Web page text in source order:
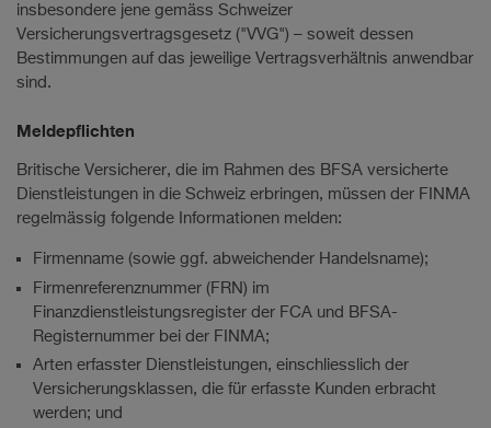
insbesondere jene gemäss Schweizer
Versicherungsvertragsgesetz ("VVG") – soweit dessen
Bestimmungen auf das jeweilige Vertragsverhältnis anwendbar
sind.
Meldepflichten
Britische Versicherer, die im Rahmen des BFSA versicherte
Dienstleistungen in die Schweiz erbringen, müssen der FINMA
regelmässig folgende Informationen melden:
Firmenname (sowie ggf. abweichender Handelsname);
Firmenreferenznummer (FRN) im
Finanzdienstleistungsregister der FCA und BFSA-
Registernummer bei der FINMA;
Arten erfasster Dienstleistungen, einschliesslich der
Versicherungsklassen, die für erfasste Kunden erbracht
werden; und